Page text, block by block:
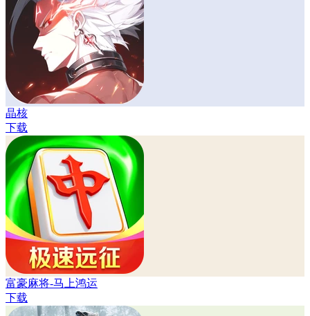
晶核
下载
富豪麻将-马上鸿运
下载